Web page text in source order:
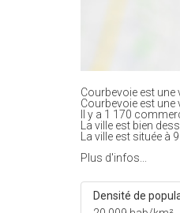
Courbevoie est
Courbevoie est une
Il y a 1 170
La ville est bien
La ville est située à
Plus d'infos...
Densité de